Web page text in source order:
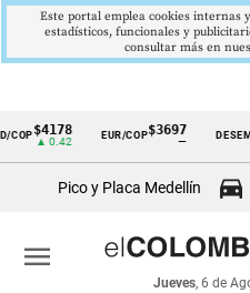
Cintillo
económicos
Colombia
$4178
▲ 0.42
EUR/COP$3697
Pico y Placa Medellín
Jueves, 6 de
menu
Este portal emplea cookies internas
estadísticos, funcionales y
consultar más en